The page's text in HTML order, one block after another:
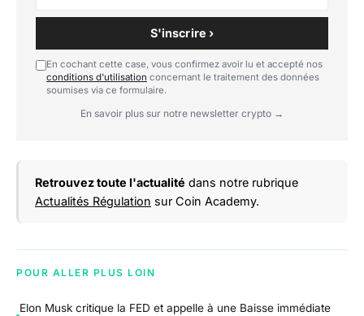
S'inscrire ›
En cochant cette case, vous confirmez avoir lu et accepté nos
conditions d'utilisation concernant le traitement des données
soumises via ce formulaire.
En savoir plus sur notre newsletter crypto →
Retrouvez toute l'actualité dans notre rubrique
Actualités Régulation sur Coin Academy.
POUR ALLER PLUS LOIN
Elon Musk critique la FED et appelle à une Baisse immédiate